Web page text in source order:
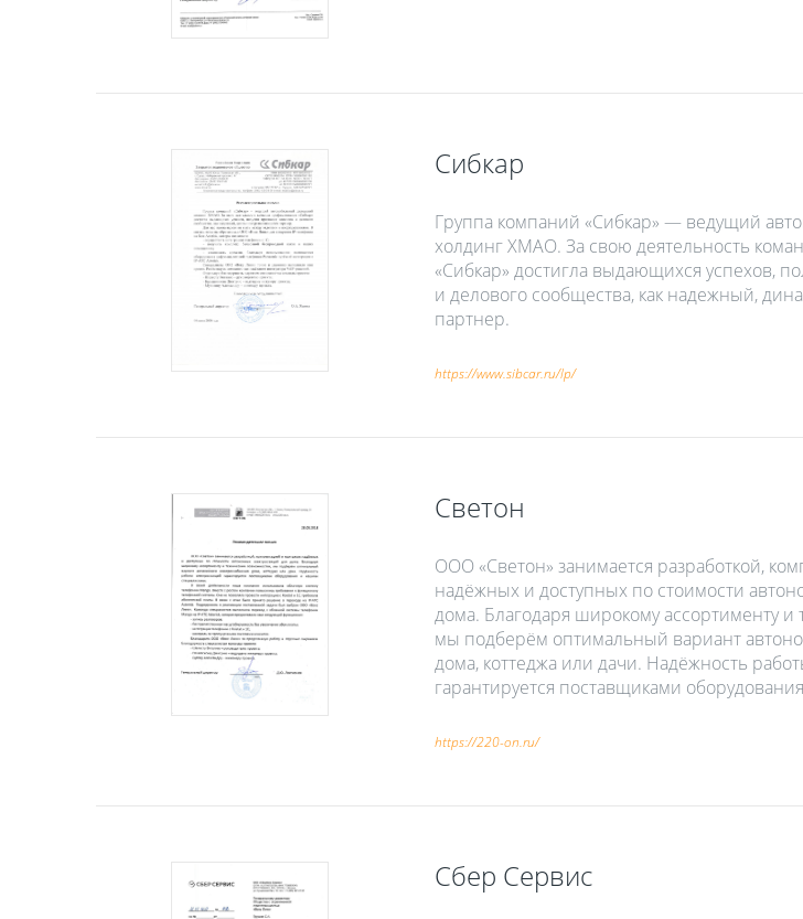
Сибкар
Группа компаний «Сибкар» — ведущий
холдинг ХМАО. За свою деятельность
«Сибкар» достигла выдающихся успехов,
и делового сообщества, как надежный,
партнер.
https://www.sibcar.ru/lp/
Светон
ООО «Светон» занимается разработкой,
надёжных и доступных по стоимости
дома. Благодаря широкому ассортименту
мы подберём оптимальный вариант
дома, коттеджа или дачи. Надёжность
гарантируется поставщиками
https://220-on.ru/
Сбер Сервис